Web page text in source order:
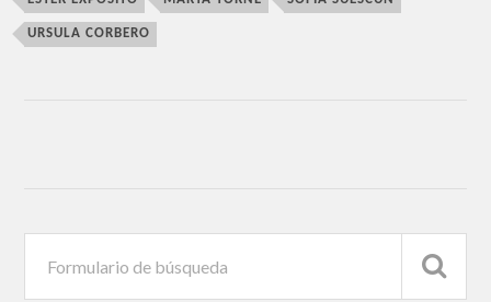
URSULA CORBERO